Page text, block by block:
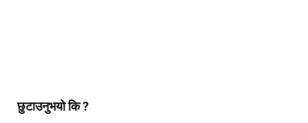
छुटाउनुभयो कि ?